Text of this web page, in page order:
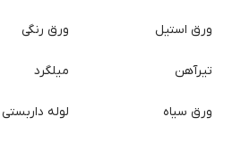
ورق استیل
تیرآهن
ورق سیاه
ورق رنگی
میلگرد
لوله داربستی